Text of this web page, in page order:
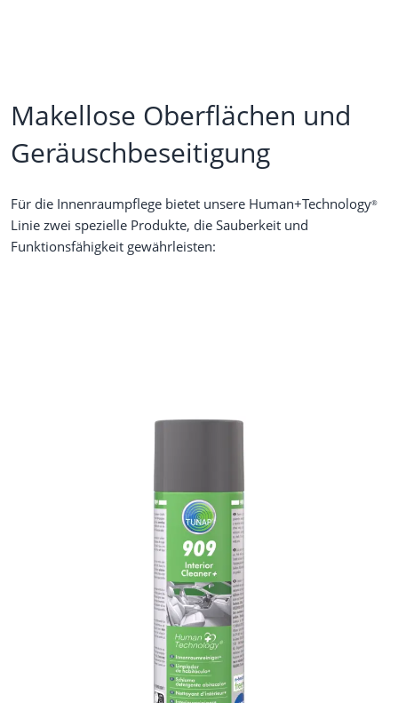
Makellose Oberflächen und
Geräuschbeseitigung
Für die Innenraumpflege bietet unsere Human+Technology®
Linie zwei spezielle Produkte, die Sauberkeit und
Funktionsfähigkeit gewährleisten: